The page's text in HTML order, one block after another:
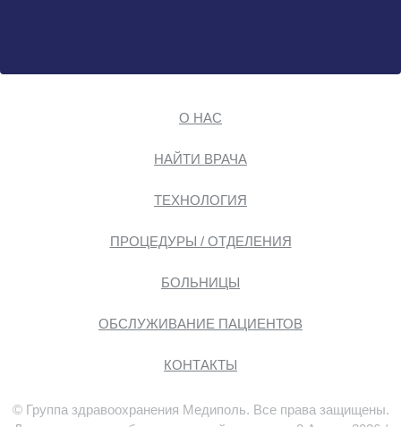
О НАС
НАЙТИ ВРАЧА
ТЕХНОЛОГИЯ
ПРОЦЕДУРЫ / ОТДЕЛЕНИЯ
БОЛЬНИЦЫ
ОБСЛУЖИВАНИЕ ПАЦИЕНТОВ
КОНТАКТЫ
© Группа здравоохранения Медиполь. Все права защищены.